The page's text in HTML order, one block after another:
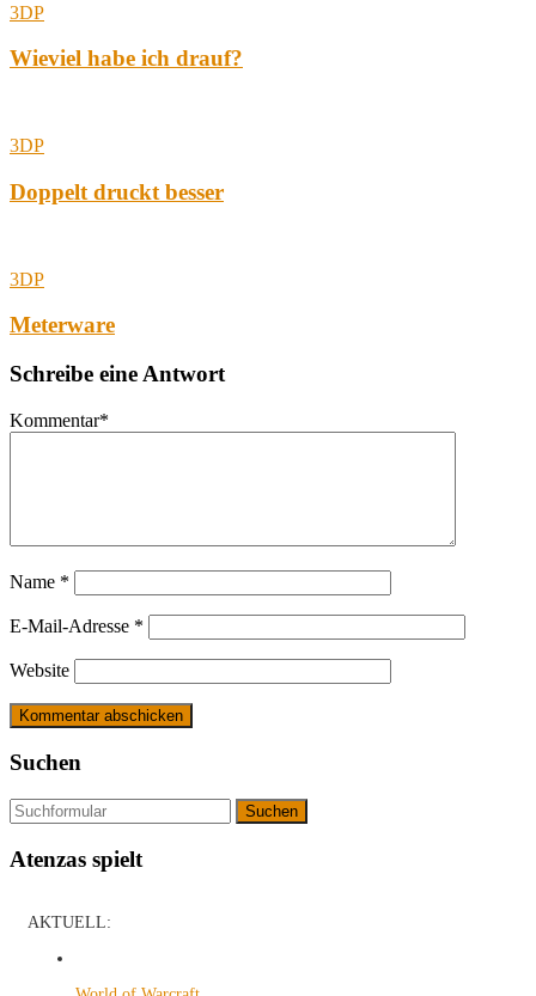
3DP
Wieviel habe ich drauf?
3DP
Doppelt druckt besser
3DP
Meterware
Schreibe eine Antwort
Kommentar*
Name *
E-Mail-Adresse *
Website
Suchen
Suchen
Atenzas spielt
AKTUELL: